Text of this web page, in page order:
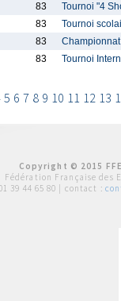
83
Tournoi "4
83
Tournoi
83
83 Tournoi
5 6 7 8 9 10 11 12 13
Copyright © 2015
Fédération Française des
39 44 65 80 | contact :